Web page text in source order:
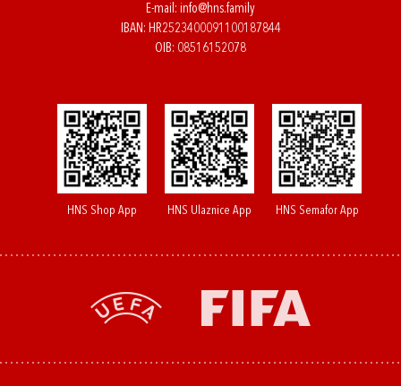
E-mail: info@hns.family
IBAN: HR2523400091100187844
OIB: 08516152078
HNS Shop App HNS Ulaznice App HNS Semafor App